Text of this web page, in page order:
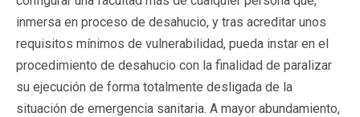
inmersa en proceso de desahucio, y tras acreditar unos
requisitos mínimos de vulnerabilidad, pueda instar en el
procedimiento de desahucio con la finalidad de paralizar
su ejecución de forma totalmente desligada de la
situación de emergencia sanitaria. A mayor abundamiento,